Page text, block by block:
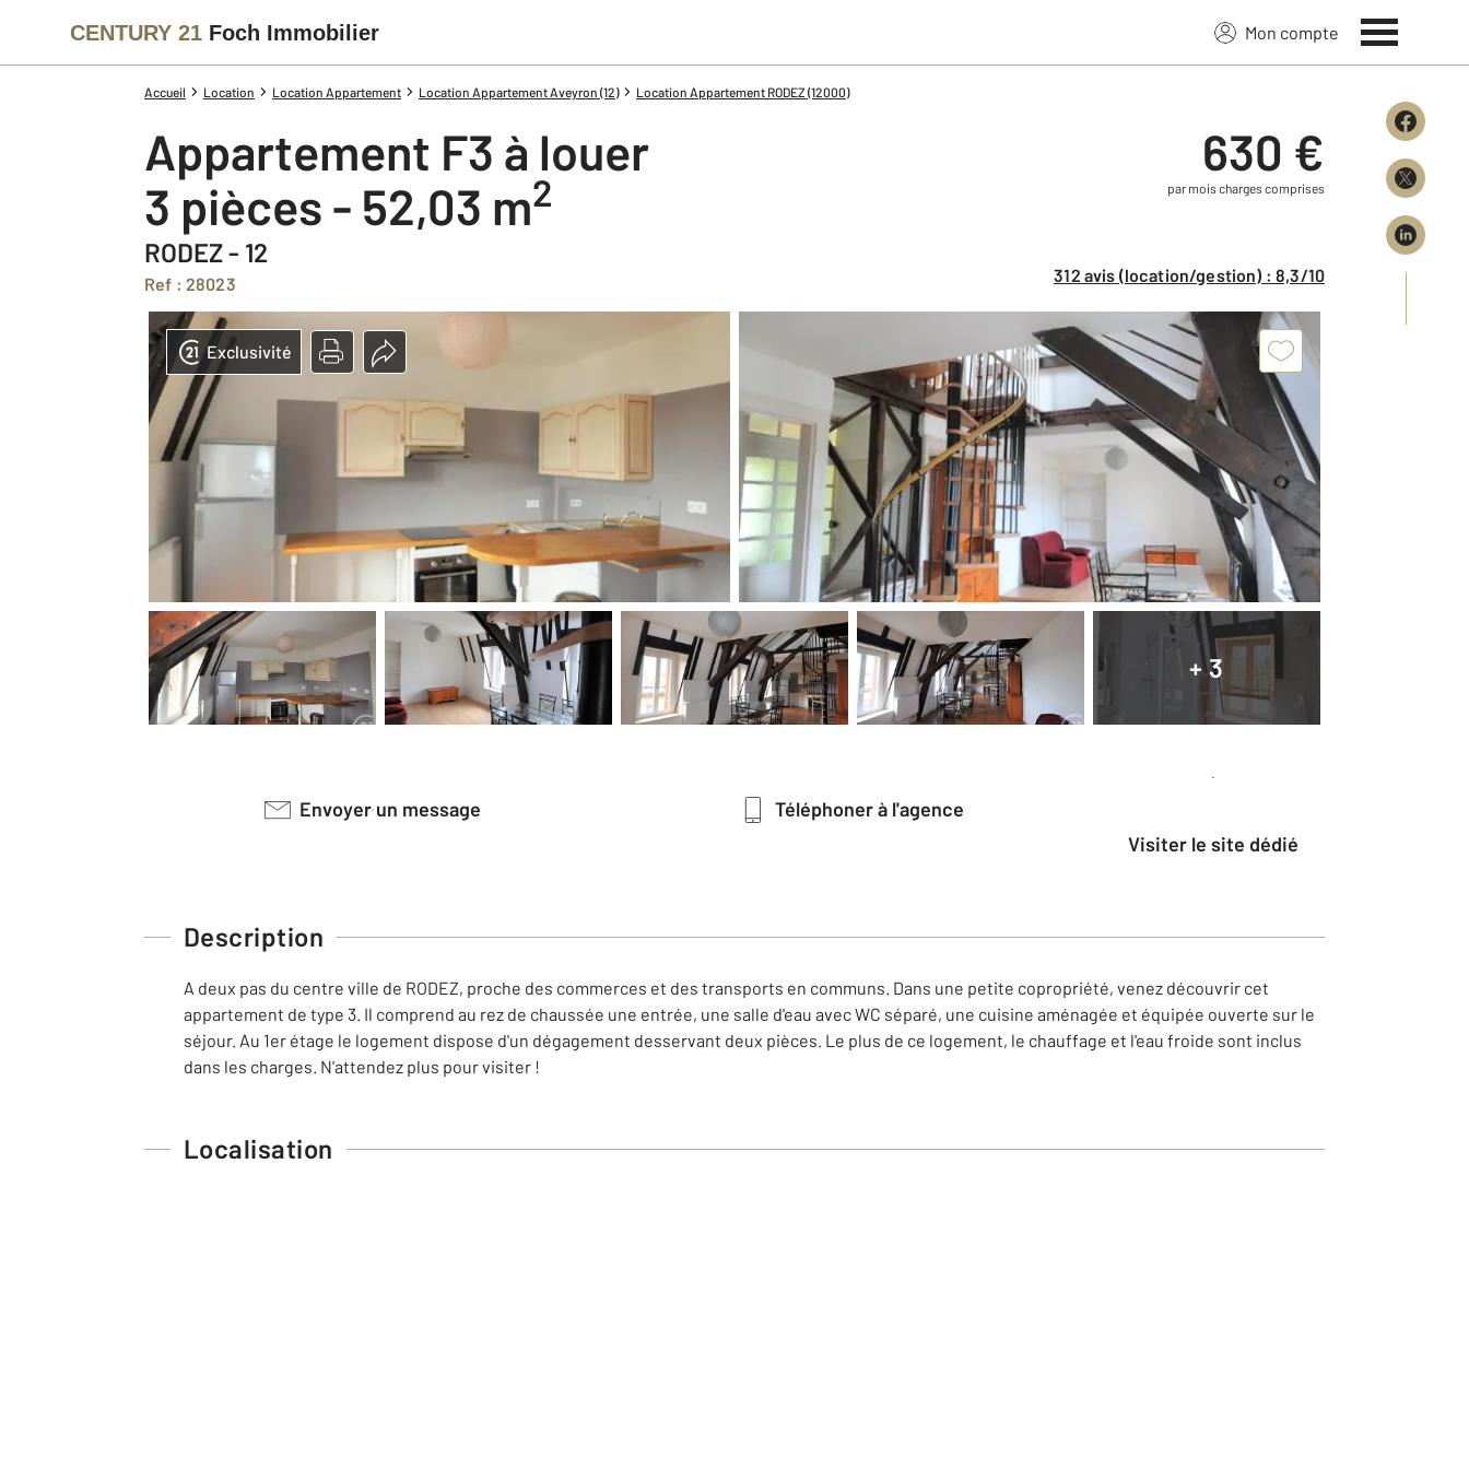
CENTURY 21 Foch Immobilier Mon compte
Accueil Location Location Appartement Location Appartement Aveyron (12) Location Appartement RODEZ (12000)
Appartement F3 à louer
3 pièces - 52,03 m2
RODEZ - 12
Ref : 28023
630 €
par mois charges comprises
312 avis (location/gestion) : 8,3/10
+ 3
Exclusivité
Envoyer un message Téléphoner à l'agence
Visiter le site dédié
Description
A deux pas du centre ville de RODEZ, proche des commerces et des transports en communs. Dans une petite copropriété, venez découvrir cet
appartement de type 3. Il comprend au rez de chaussée une entrée, une salle d'eau avec WC séparé, une cuisine aménagée et équipée ouverte sur le
séjour. Au 1er étage le logement dispose d'un dégagement desservant deux pièces. Le plus de ce logement, le chauffage et l'eau froide sont inclus
dans les charges. N'attendez plus pour visiter !
Localisation